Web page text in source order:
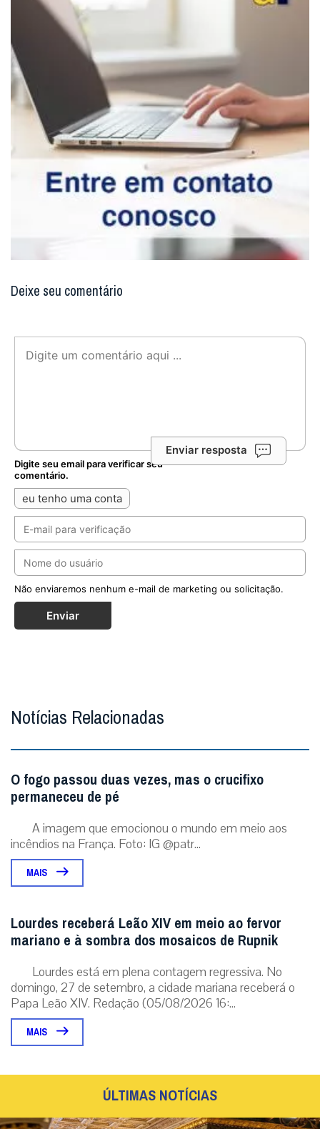
Deixe seu comentário
Enviar resposta
Digite seu email para verificar seu
comentário.
eu tenho uma conta
Não enviaremos nenhum e-mail de marketing ou solicitação.
Enviar
Notícias Relacionadas
O fogo passou duas vezes, mas o crucifixo
permaneceu de pé
A imagem que emocionou o mundo em meio aos
incêndios na França. Foto: IG @patr...
MAIS
Lourdes receberá Leão XIV em meio ao fervor
mariano e à sombra dos mosaicos de Rupnik
Lourdes está em plena contagem regressiva. No
domingo, 27 de setembro, a cidade mariana receberá o
Papa Leão XIV. Redação (05/08/2026 16:...
MAIS
ÚLTIMAS NOTÍCIAS